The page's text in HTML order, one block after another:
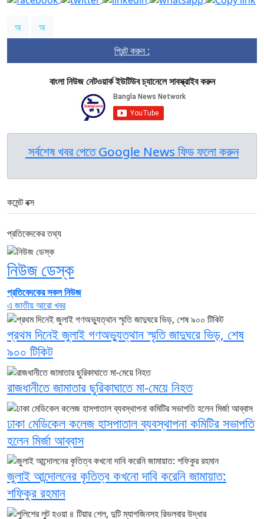
অ
অ
প্রিন্ট করুন :
বাংলা নিউজ নেটওয়ার্ক ইউটিউব চ্যানেলে সাবস্ক্রাইব করুন
সর্বশেষ খবর পেতে Google News ফিড ফলো করুন
কমেন্ট বক্স
প্রতিবেদকের তথ্য
নিউজ ডেস্ক
প্রতিবেদকের সকল নিউজ
এ জাতীয় আরো খবর
প্রথম দিনেই জুলাই গণঅভ্যুত্থান স্মৃতি জাদুঘরে ভিড়, শেষ
৯০০ টিকিট
রাজধানীতে জামাতার ছুরিকাঘাতে মা-মেয়ে নিহত
ঢাকা মেডিকেল কলেজ হাসপাতাল ব্যবস্থাপনা কমিটির সভাপতি
হলেন মির্জা আব্বাস
জুলাই আন্দোলনের কৃতিত্ব কখনো দাবি করেনি জামায়াত:
শফিকুর রহমান